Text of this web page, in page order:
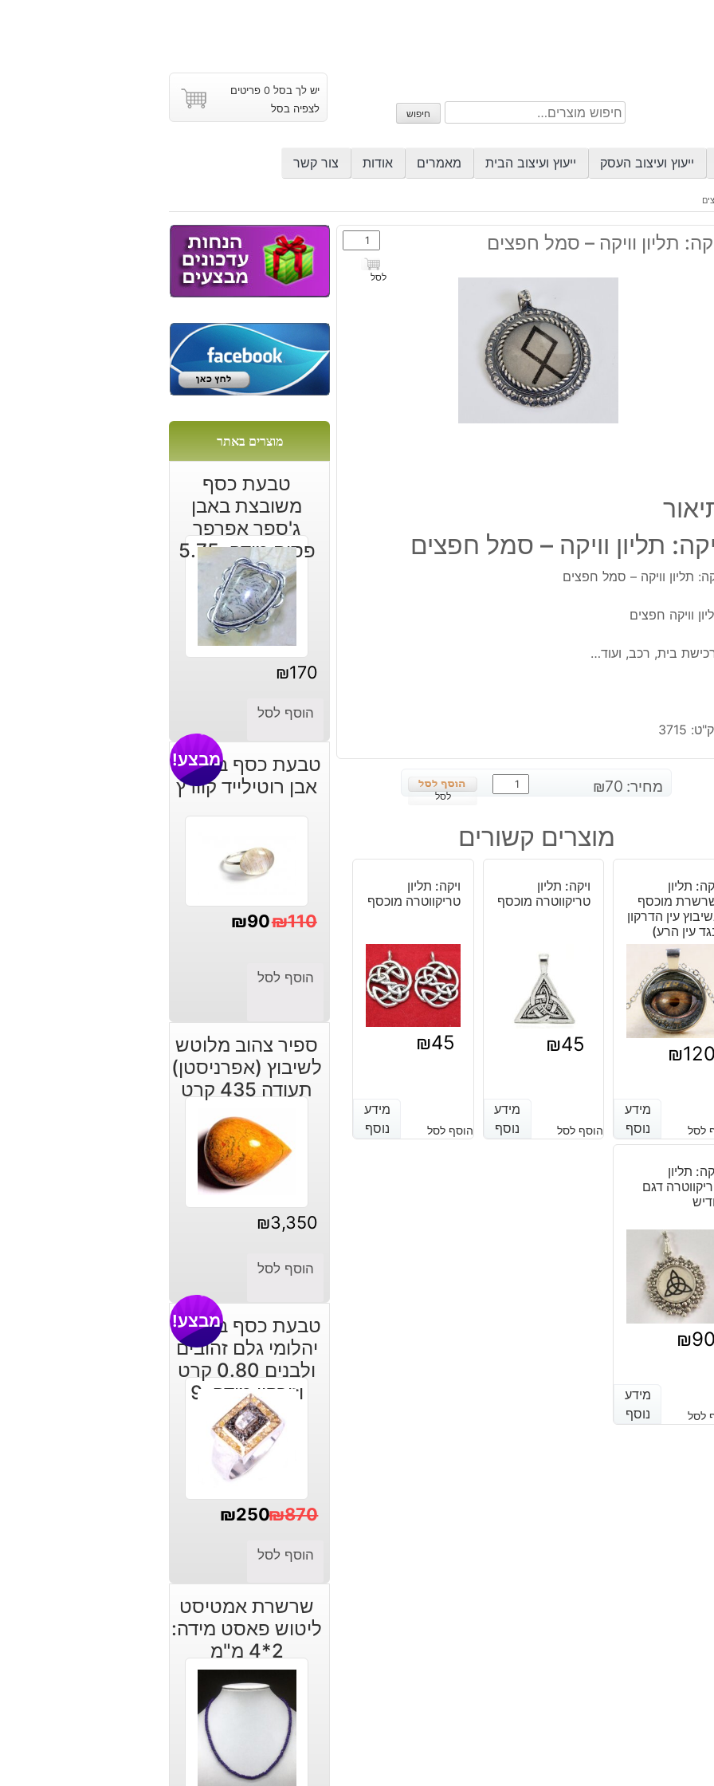
חיפוש
עבור:
חיפוש
יש לך בסל 0 פריטים
לצפיה בסל
ייעוץ ועיצוב העסק ייעוץ ועיצוב הבית מאמרים אודות צור קשר
תליון וויקה – סמל חפצים
כמות
של
ויקה:
לסל
תליון וויקה – סמל חפצים
תליון וויקה – סמל חפצים
וויקה חפצים
בית, רכב, ועוד…
3715
מחיר: ₪70
כמות
של
תליון
וויקה
חפצים
לסל
מוצרים קשורים
תליון
מוכסף
עין הדרקון
עין הרע)
₪120
מידע
נוסף
לסל
מידע
נוסף
ויקה: תליון
טריקווטרה מוכסף
₪45
מידע
נוסף
הוסף לסל
מידע
נוסף
ויקה: תליון
טריקווטרה מוכסף
₪45
מידע
נוסף
הוסף לסל
מידע
נוסף
תליון
דגם
₪90
מידע
נוסף
לסל
מידע
נוסף
מוצרים באתר
טבעת כסף
משובצת באבן
ג'ספר אפרפר
פסים מידה: 5.75
₪170
הוסף לסל
טבעת כסף בשיבוץ
אבן רוטילייד קוורץ
מבצע!
₪110
המקורי
₪110.
₪90
הנוכחי
₪90.
הוסף לסל
ספיר צהוב מלוטש
לשיבוץ (אפרניסטן)
תעודה 435 קרט
₪3,350
הוסף לסל
טבעת כסף בשיבוץ
יהלומי גלם זהובים
ולבנים 0.80 קרט
וזירקון מידה: 9
מבצע!
₪870
המקורי
היה:
₪870.
₪250
הנוכחי
הוא:
₪250.
הוסף לסל
שרשרת אמטיסט
ליטוש פאסט מידה:
2*4 מ"מ